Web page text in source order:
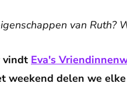
van Ruth?
vindt Eva's
weekend delen we